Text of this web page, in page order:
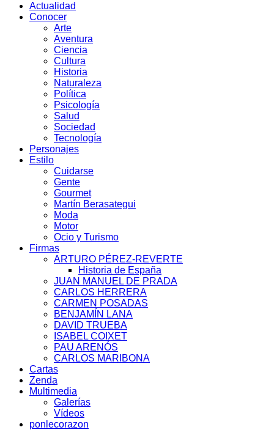
Actualidad
Conocer
Arte
Aventura
Ciencia
Cultura
Historia
Naturaleza
Política
Psicología
Salud
Sociedad
Tecnología
Personajes
Estilo
Cuidarse
Gente
Gourmet
Martín Berasategui
Moda
Motor
Ocio y Turismo
Firmas
ARTURO PÉREZ-REVERTE
Historia de España
JUAN MANUEL DE PRADA
CARLOS HERRERA
CARMEN POSADAS
BENJAMÍN LANA
DAVID TRUEBA
ISABEL COIXET
PAU ARENÓS
CARLOS MARIBONA
Cartas
Zenda
Multimedia
Galerías
Vídeos
ponlecorazon